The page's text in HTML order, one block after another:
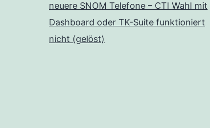
neuere SNOM Telefone – CTI Wahl mit
Dashboard oder TK-Suite funktioniert
nicht (gelöst)